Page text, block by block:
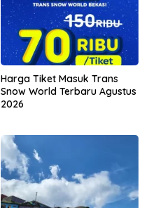
Harga Tiket Masuk Trans
Snow World Terbaru Agustus
2026